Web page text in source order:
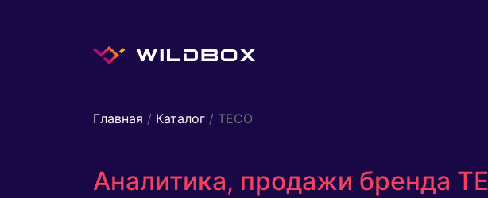
Главная / Каталог / TECO
Аналитика, продажи бренда